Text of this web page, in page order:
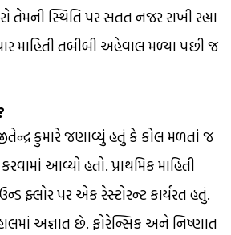
તેમની સ્થિતિ પર સતત નજર રાખી રહ્યા
માહિતી તબીબી અહેવાલ મળ્યા પછી જ
કુમારે જણાવ્યું હતું કે કોલ મળતાં જ
આવ્યો હતો. પ્રાથમિક માહિતી
ફ્લોર પર એક રેસ્ટોરન્ટ કાર્યરત હતું.
અજ્ઞાત છે. ફોરેન્સિક અને નિષ્ણાત